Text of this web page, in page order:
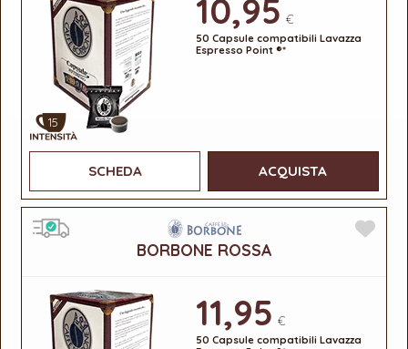
15
10,95 €
50 Capsule compatibili Lavazza
Espresso Point ®*
SCHEDA ACQUISTA
BORBONE ROSSA
11,95 €
50 Capsule compatibili Lavazza